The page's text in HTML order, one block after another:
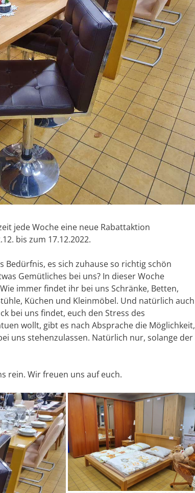
jede Woche eine neue Rabattaktion
bis zum 17.12.2022.
Bedürfnis, es sich zuhause so richtig schön
Gemütliches bei uns? In dieser Woche
immer findet ihr bei uns Schränke, Betten,
Küchen und Kleinmöbel. Und natürlich auch
bei uns findet, euch den Stress des
wollt, gibt es nach Absprache die Möglichkeit,
uns stehenzulassen. Natürlich nur, solange der
rein. Wir freuen uns auf euch.